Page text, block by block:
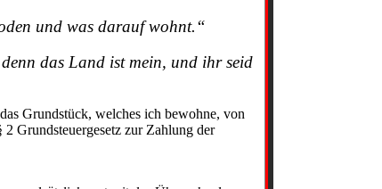
und was darauf wohnt.“
das Land ist mein, und ihr seid
Grundstück, welches ich bewohne, von
Grundsteuergesetz zur Zahlung der